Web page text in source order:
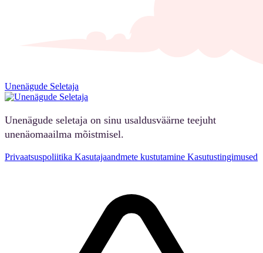
Unenägude Seletaja
Unenägude seletaja on sinu usaldusväärne teejuht
unenäomaailma mõistmisel.
Privaatsuspoliitika Kasutajaandmete kustutamine Kasutustingimused